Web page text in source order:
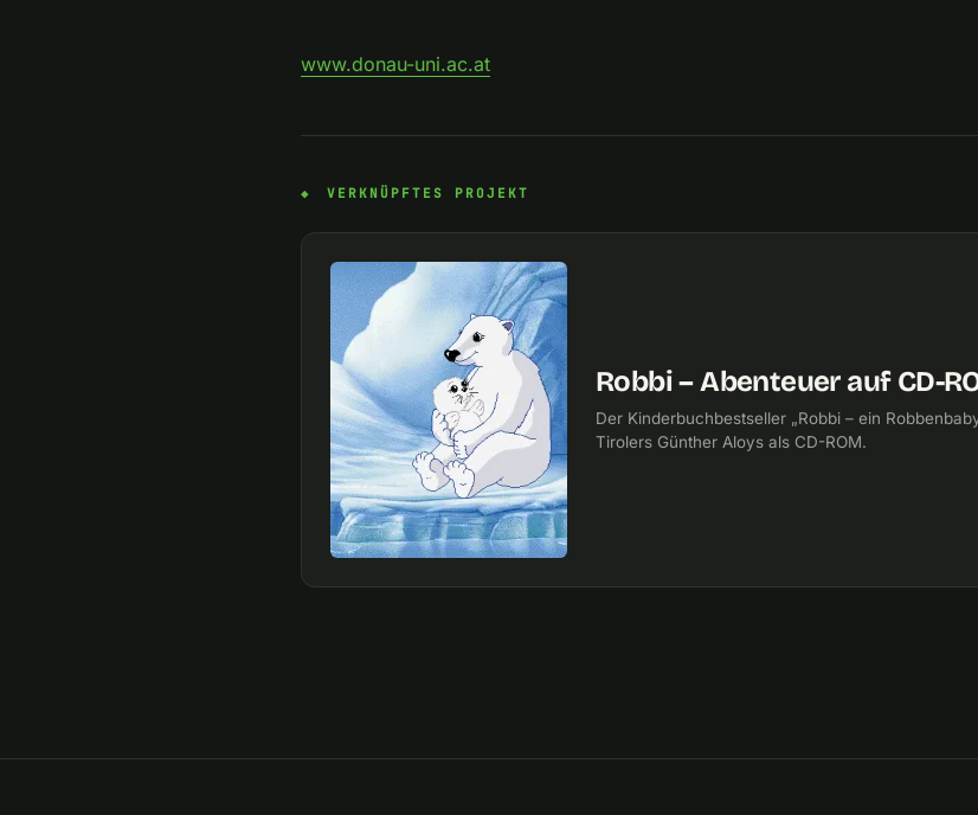
www.donau-uni.ac.at
VERKNÜPFTES PROJEKT
Robbi – Abenteuer auf CD-
Der Kinderbuchbestseller „Robbi – ein
Tirolers Günther Aloys als CD-ROM.